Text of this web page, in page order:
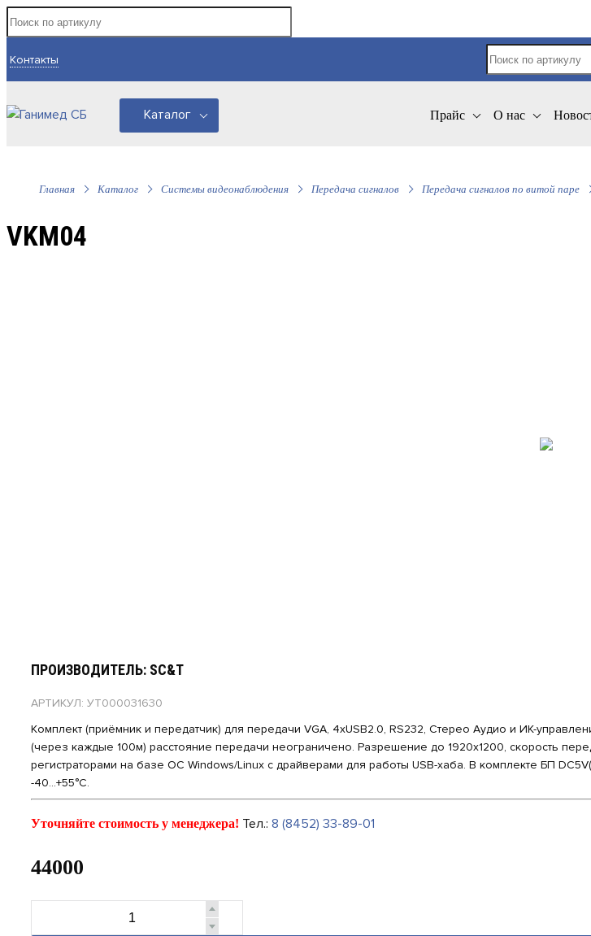
Контакты
Прайс О нас
Каталог
Главная Каталог Системы видеонаблюдения Передача сигналов Передача сигналов по витой паре
VKM04
ПРОИЗВОДИТЕЛЬ: SC&T
АРТИКУЛ: УТ000031630
Комплект (приёмник и передатчик) для передачи VGA, 4xUSB2.0, RS232, Стерео Аудио и ИК-
(через каждые 100м) расстояние передачи неограничено. Разрешение до 1920х1200, cкорость
регистраторами на базе ОС Windows/Linux с драйверами для работы USB-хаба. В комплекте БП
-40...+55°C.
Уточняйте стоимость у менеджера! Тел.: 8 (8452) 33-89-01
44000